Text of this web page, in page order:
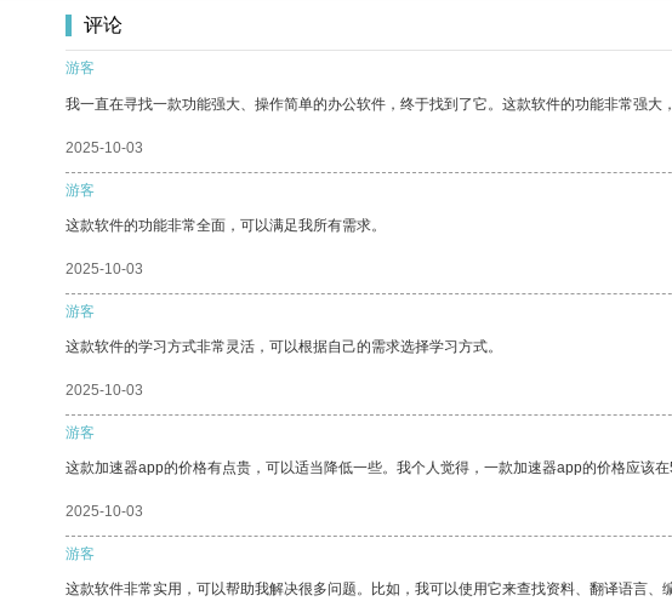
评论
游客
我一直在寻找一款功能强大、操作简单的办公软件，终于找到了它。这款软件的功能非常强
2025-10-03
游客
这款软件的功能非常全面，可以满足我所有需求。
2025-10-03
游客
这款软件的学习方式非常灵活，可以根据自己的需求选择学习方式。
2025-10-03
游客
这款加速器app的价格有点贵，可以适当降低一些。我个人觉得，一款加速器app的价格应该在
2025-10-03
游客
这款软件非常实用，可以帮助我解决很多问题。比如，我可以使用它来查找资料、翻译语言、